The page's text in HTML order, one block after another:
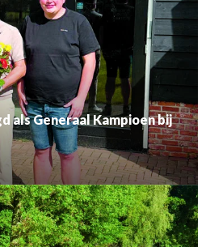
als Generaal Kampioen bij